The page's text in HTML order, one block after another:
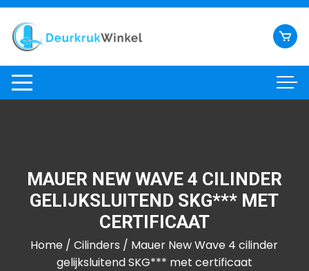
Ga
naar
inhoud
MAUER NEW WAVE 4 CILINDER
GELIJKSLUITEND SKG*** MET
CERTIFICAAT
Home /Cilinders / Mauer New Wave 4 cilinder
gelijksluitend SKG*** met certificaat